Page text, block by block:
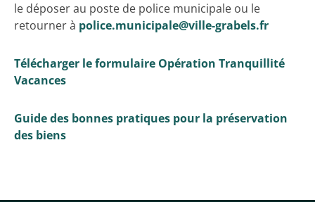
le déposer au poste de police municipale ou le
retourner à police.municipale@ville-grabels.fr
Télécharger le formulaire Opération Tranquillité
Vacances
Guide des bonnes pratiques pour la préservation
des biens